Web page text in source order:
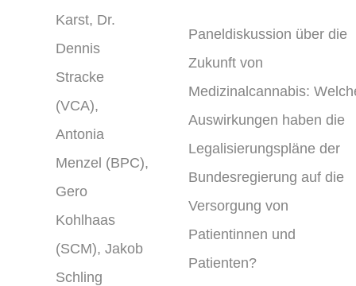
Karst, Dr.
Dennis
Stracke
(VCA),
Antonia
Menzel (BPC),
Gero
Kohlhaas
(SCM), Jakob
Schling
Paneldiskussion über die
Zukunft von
Medizinalcannabis:
Auswirkungen haben die
Legalisierungspläne der
Bundesregierung auf die
Versorgung von
Patientinnen und
Patienten?